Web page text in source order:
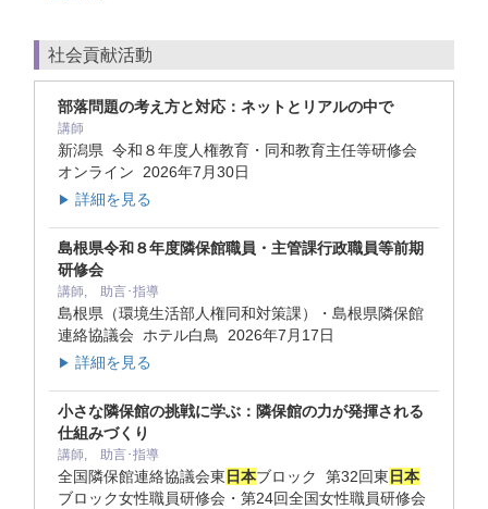
社会貢献活動
部落問題の考え方と対応：ネットとリアルの中で
講師
新潟県 令和８年度人権教育・同和教育主任等研修会
オンライン 2026年7月30日
▶ 詳細を見る
島根県令和８年度隣保館職員・主管課行政職員等前期
研修会
講師, 助言･指導
島根県（環境生活部人権同和対策課）・島根県隣保館
連絡協議会 ホテル白鳥 2026年7月17日
▶ 詳細を見る
小さな隣保館の挑戦に学ぶ：隣保館の力が発揮される
仕組みづくり
講師, 助言･指導
全国隣保館連絡協議会東 日本ブロック 第32回東 日本
ブロック女性職員研修会・第24回全国女性職員研修会